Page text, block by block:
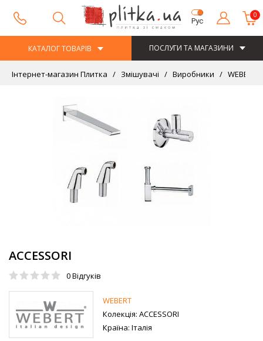
Рус
0
КАТАЛОГ ТОВАРІВ ПОСЛУГИ ТА МАГАЗИНИ
Інтернет-магазин Плитка Змішувачі Виробники WEBERT
ACCESSORI
0Відгуків
WEBERT
Колекція: ACCESSORI
Країна: Італія